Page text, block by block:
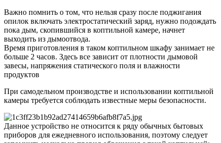
Важно помнить о том, что нельзя сразу после поджигания
опилок включать электростатический заряд, нужно подождать
пока дым, скопившийся в коптильной камере, начнет
выходить из дымоотвода.
Время приготовления в таком коптильном шкафу занимает не
больше 2 часов. Здесь все зависит от плотности дымовой
завесы, напряжения статического поля и влажности
продуктов
При самодельном производстве и использовании коптильной
камеры требуется соблюдать известные меры безопасности.
Данное устройство не относится к ряду обычных бытовых
приборов для ежедневного использования, поэтому следует